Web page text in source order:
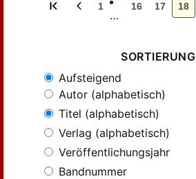
1
…
16 17 18
SORTIERUNG
Aufsteigend
Autor (alphabetisch)
Titel (alphabetisch)
Verlag (alphabetisch)
Veröffentlichungsjahr
Bandnummer